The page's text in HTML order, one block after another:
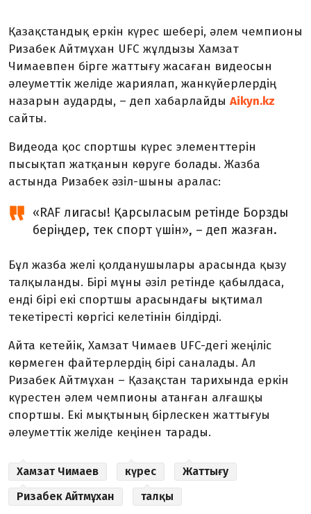
Қазақстандық еркін күрес шебері, әлем чемпионы
Ризабек Айтмұхан UFC жұлдызы Хамзат
Чимаевпен бірге жаттығу жасаған видеосын
әлеуметтік желіде жариялап, жанкүйерлердің
назарын аударды, – деп хабарлайды Aikyn.kz
сайты.
Видеода қос спортшы күрес элементтерін
пысықтап жатқанын көруге болады. Жазба
астында Ризабек әзіл-шыны аралас:
«RAF лигасы! Қарсыласым ретінде Борзды
беріңдер, тек спорт үшін», – деп жазған.
Бұл жазба желі қолданушылары арасында қызу
талқыланды. Бірі мұны әзіл ретінде қабылдаса,
енді бірі екі спортшы арасындағы ықтимал
текетіресті көргісі келетінін білдірді.
Айта кетейік, Хамзат Чимаев UFC-дегі жеңіліс
көрмеген файтерлердің бірі саналады. Ал
Ризабек Айтмұхан – Қазақстан тарихында еркін
күрестен әлем чемпионы атанған алғашқы
спортшы. Екі мықтының бірлескен жаттығуы
әлеуметтік желіде кеңінен тарады.
Хамзат Чимаев күрес
Жаттығу
Ризабек Айтмұхан
талқы